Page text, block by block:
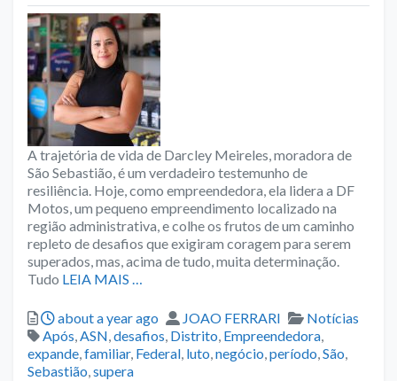
A trajetória de vida de Darcley Meireles, moradora de
São Sebastião, é um verdadeiro testemunho de
resiliência. Hoje, como empreendedora, ela lidera a DF
Motos, um pequeno empreendimento localizado na
região administrativa, e colhe os frutos de um caminho
repleto de desafios que exigiram coragem para serem
superados, mas, acima de tudo, muita determinação.
Tudo LEIA MAIS …
Posted
about a year ago Author
JOAO FERRARI Categories
Notícias
Tags
Após,ASN,desafios, Distrito, Empreendedora,
expande,familiar, Federal, luto,negócio,período,São,
Sebastião,supera